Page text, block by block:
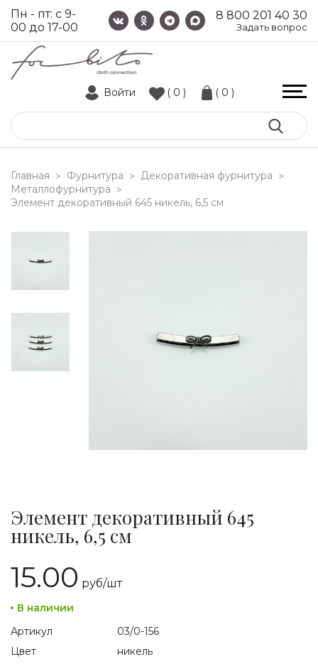
8 800 201 40 30
Задать вопрос
Пн - пт: с 9-
00 до 17-00
Войти ( 0 ) ( 0 )
Главная > Фурнитура > Декоративная фурнитура >
Металлофурнитура >
элемент декоративный 645 никель, 6,5 см
Элемент декоративный 645
никель, 6,5 см
15.00 руб/шт
В наличии
Артикул
03/0-156
Цвет
никель